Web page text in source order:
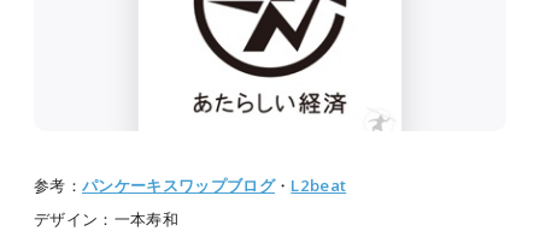
参考： パンケーキスワップブログ・ L2beat
デザイン：一本寿和